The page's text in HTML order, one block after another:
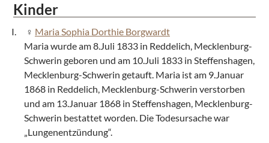
Kinder
Maria Sophia Dorthie Borgwardt
Maria wurde am 8.Juli 1833 in Reddelich, Mecklenburg-
Schwerin geboren und am 10.Juli 1833 in Steffenshagen,
Mecklenburg-Schwerin getauft. Maria ist am 9.Januar
1868 in Reddelich, Mecklenburg-Schwerin verstorben
und am 13.Januar 1868 in Steffenshagen, Mecklenburg-
Schwerin bestattet worden. Die Todesursache war
„Lungenentzündung“.